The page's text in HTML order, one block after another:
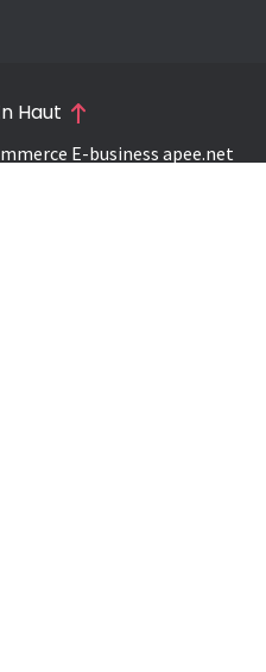
E-business apee.net
Haut